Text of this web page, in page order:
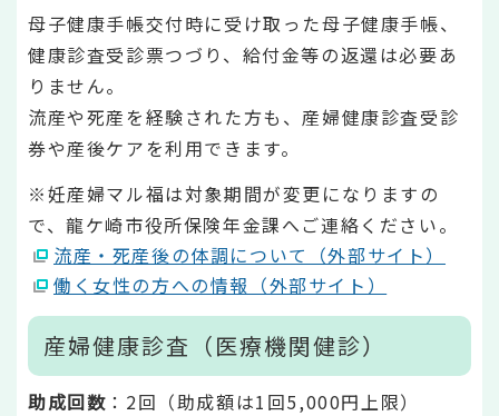
母子健康手帳交付時に受け取った母子健康手帳、
健康診査受診票つづり、給付金等の返還は必要あ
りません。
流産や死産を経験された方も、産婦健康診査受診
券や産後ケアを利用できます。
※妊産婦マル福は対象期間が変更になりますの
で、龍ケ崎市役所保険年金課へご連絡ください。
流産・死産後の体調について（外部サイト）
働く女性の方への情報（外部サイト）
産婦健康診査（医療機関健診）
助成回数 ：2回（助成額は1回5,000円上限）